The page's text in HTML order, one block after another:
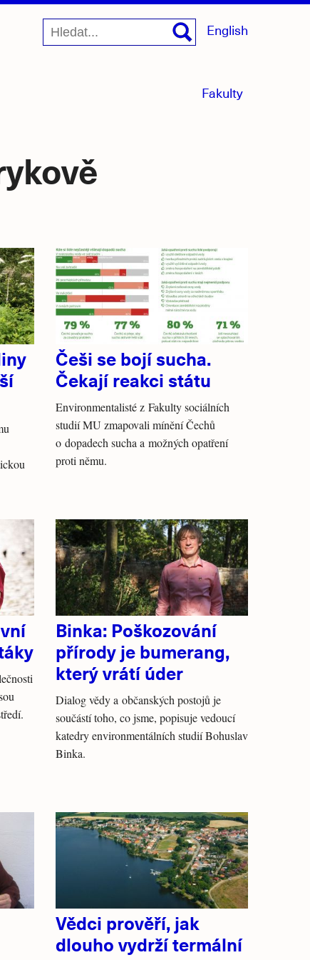
Fakultymenu
English
Češi se bojí sucha.
Čekají reakci státu
Environmentalisté z Fakulty sociálních
studií MU zmapovali mínění Čechů
o dopadech sucha a možných opatření
proti němu.
Binka: Poškozování
přírody je bumerang,
který vrátí úder
Dialog vědy a občanských postojů je
součástí toho, co jsme, popisuje vedoucí
katedry environmentálních studií Bohuslav
Binka.
Vědci prověří, jak
dlouho vydrží termální